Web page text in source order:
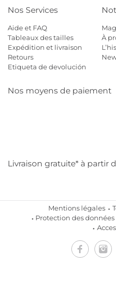
Nos Services
Aide et FAQ
Tableaux des tailles
Expédition et livraison
Retours
Etiqueta de devolución
À
Nos moyens de paiement
Livraison gratuite* à partir
Mentions légales
Protection des données